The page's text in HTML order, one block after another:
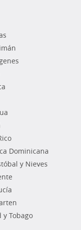
Dominicana
y Nieves
Tobago